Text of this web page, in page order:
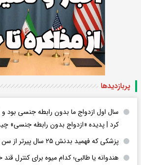
پربازدید‌ها
سال اول ازدواج ما بدون رابطه جنسی بود و
کرد | پدیده «ازدواج بدون رابطه جنسی»
پزشکی که فهمید بدنش ۲۵ سال پیرتر از سن واقعی اوست
هندوانه یا طالبی؛ کدام‌ میوه برای کنترل